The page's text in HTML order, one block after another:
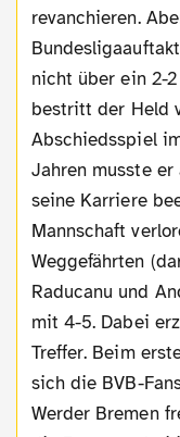
revanchieren.
nicht über ein 2-
bestritt der Held
Abschiedsspiel
Jahren musste
seine Karriere
Mannschaft
Weggefährten
Raducanu und
mit 4-5. Dabei
Treffer. Beim
sich die BVB-
Werder Bremen